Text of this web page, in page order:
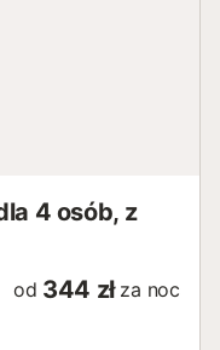
4 osób, z
od 344 zł za noc